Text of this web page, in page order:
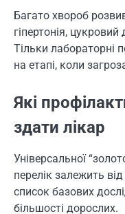
Багато хвороб
гіпертонія,
Тільки лабораторні
на етапі, коли
Які
здати лікар
Універсальної
перелік залежить від
список базових
більшості дорослих.